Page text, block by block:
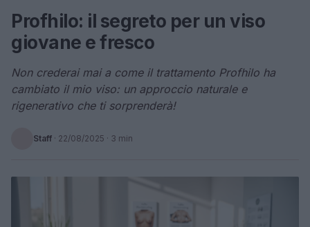
Profhilo: il segreto per un viso
giovane e fresco
Non crederai mai a come il trattamento Profhilo ha
cambiato il mio viso: un approccio naturale e
rigenerativo che ti sorprenderà!
Staff · 22/08/2025 · 3 min